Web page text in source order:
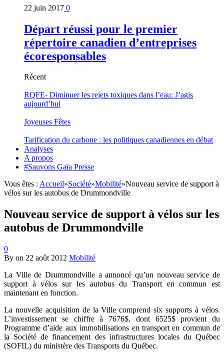
22 juin 2017 0
Départ réussi pour le premier
répertoire canadien d’entreprises
écoresponsables
Récent
RQFE- Diminuer les rejets toxiques dans l’eau: J’agis
aujourd’hui
Joyeuses Fêtes
Tarification du carbone : les politiques canadiennes en débat
Analyses
A propos
#Sauvons Gaïa Presse
Vous êtes : Accueil»Société»Mobilité»Nouveau service de support à
vélos sur les autobus de Drummondville
Nouveau service de support à vélos sur les
autobus de Drummondville
0
By on 22 août 2012 Mobilité
La Ville de Drummondville a annoncé qu’un nouveau service de
support à vélos sur les autobus du Transport en commun est
maintenant en fonction.
La nouvelle acquisition de la Ville comprend six supports à vélos.
L’investissement se chiffre à 7676$, dont 6525$ provient du
Programme d’aide aux immobilisations en transport en commun de
la Société de financement des infrastructures locales du Québec
(SOFIL) du ministère des Transports du Québec.